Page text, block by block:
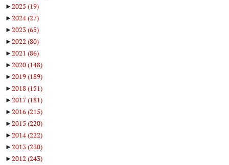
►2025 (19)
►2024(27)
►2023(65)
►2022 (80)
►2021 (86)
►2020(148)
►2019(189)
►2018(151)
►2017(181)
►2016(215)
►2015 (220)
►2014(222)
►2013(230)
►2012 (243)